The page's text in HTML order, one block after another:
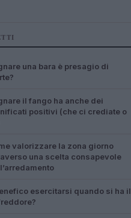
una bara è presagio di
il fango ha anche dei
positivi (che ci crediate o
valorizzare la zona giorno
una scelta consapevole
esercitarsi quando si ha il